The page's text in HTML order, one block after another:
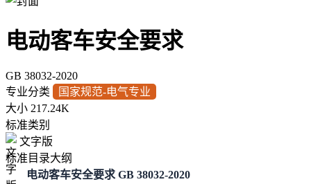
电动客车安全要求
GB 38032-2020
专业分类
国家规范-电气专业
大小 217.24K
标准类别
文字版
标准目录大纲
电动客车安全要求 GB 38032-2020